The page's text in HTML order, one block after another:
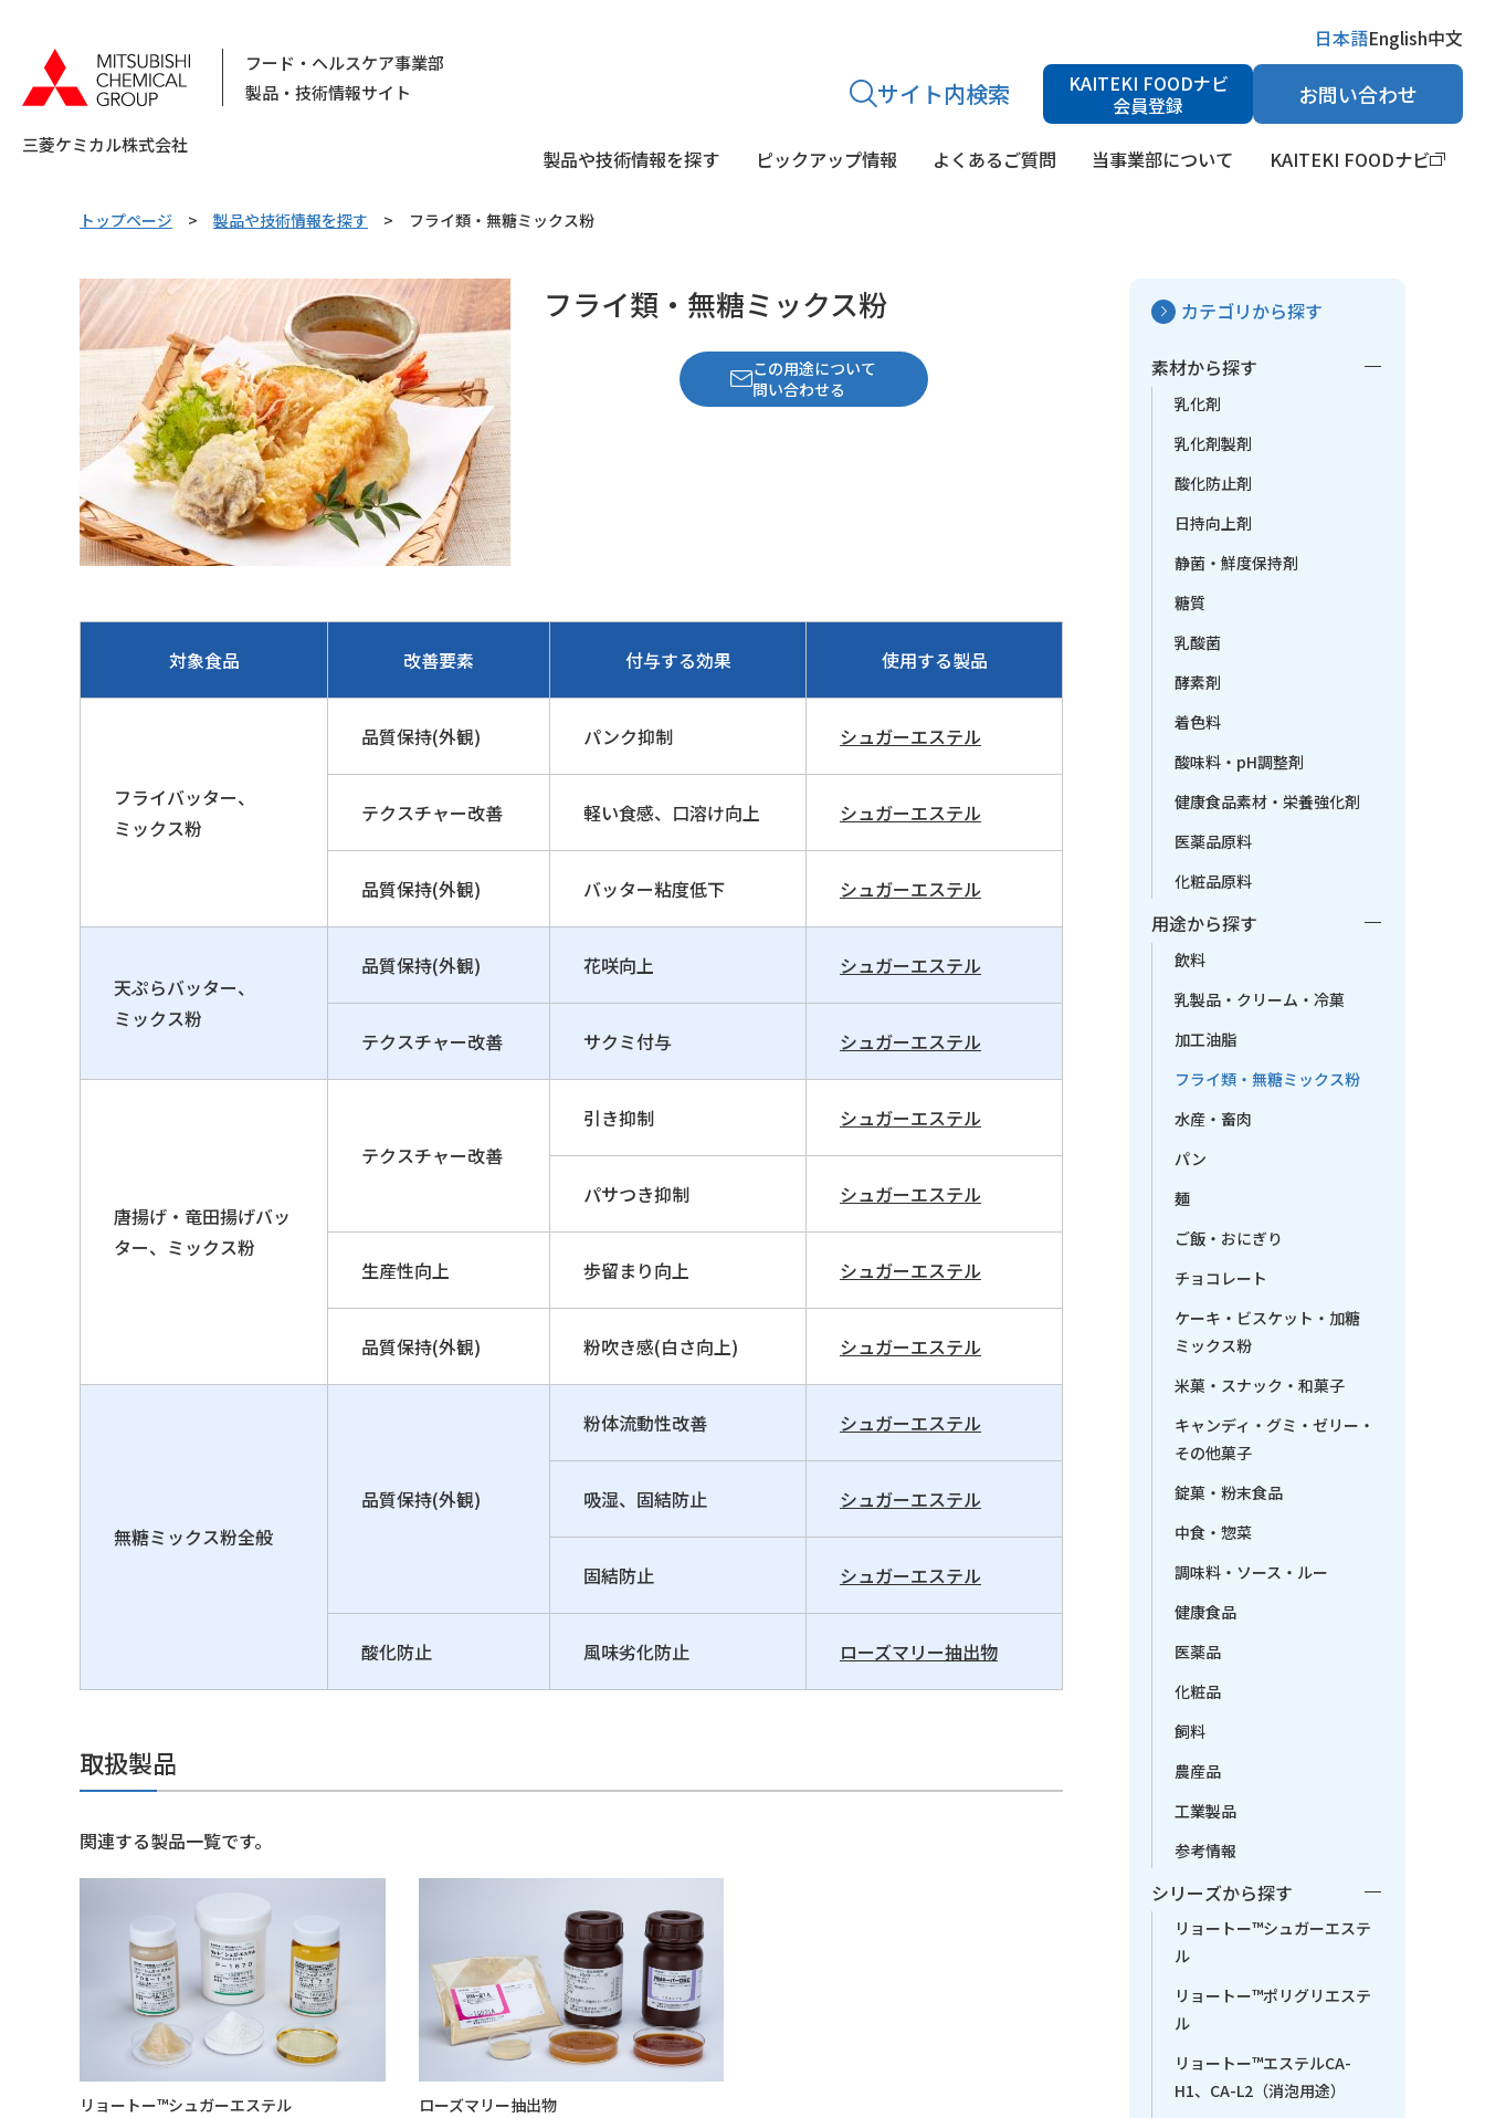
フード・ヘルスケア事業部
製品・技術情報サイト
三菱ケミカル株式会社
日本語English中文
サイト内検索
キーワードで検索する
KAITEKI FOODナビ
会員登録
お問い合わせ
製品や技術情報を探す
カテゴリから探す 素材から探す 用途から
乳化剤 乳化剤製剤 酸化防止剤 日持向上剤 乳酸菌 酵素剤 着色料 酸味料・pH調整剤
化粧品原料
ピックアップ情報
ピックアップ情報
コラム 文献紹介・学会発表
よくあるご質問 当事業部について KAITEKI FOODナビ
トップページ 製品や技術情報を探す フライ類・無糖ミックス粉
フライ類・無糖ミックス粉
この用途について
問い合わせる
対象食品 改善要素 付与する効果 使用する製品
フライバッター、
ミックス粉
品質保持(外観) パンク抑制 シュガーエステル
テクスチャー改善 軽い食感、口溶け向上 シュガーエステル
品質保持(外観) バッター粘度低下 シュガーエステル
天ぷらバッター、
ミックス粉
品質保持(外観) 花咲向上 シュガーエステル
テクスチャー改善 サクミ付与 シュガーエステル
唐揚げ・竜田揚げバッ
ター、ミックス粉
テクスチャー改善
引き抑制 シュガーエステル
パサつき抑制 シュガーエステル
生産性向上 歩留まり向上 シュガーエステル
品質保持(外観) 粉吹き感(白さ向上) シュガーエステル
無糖ミックス粉全般
品質保持(外観)
粉体流動性改善 シュガーエステル
吸湿、固結防止 シュガーエステル
固結防止 シュガーエステル
酸化防止 風味劣化防止 ローズマリー抽出物
取扱製品
関連する製品一覧です。
リョートー™シュガーエステル ローズマリー抽出物
カテゴリから探す
素材から探す
乳化剤
乳化剤製剤
酸化防止剤
日持向上剤
静菌・鮮度保持剤
糖質
乳酸菌
酵素剤
着色料
酸味料・pH調整剤
健康食品素材・栄養強化剤
医薬品原料
化粧品原料
用途から探す
飲料
乳製品・クリーム・冷菓
加工油脂
フライ類・無糖ミックス粉
水産・畜肉
パン
麺
ご飯・おにぎり
チョコレート
ケーキ・ビスケット・加糖
ミックス粉
米菓・スナック・和菓子
キャンディ・グミ・ゼリー・
その他菓子
錠菓・粉末食品
中食・惣菜
調味料・ソース・ルー
健康食品
医薬品
化粧品
飼料
農産品
工業製品
参考情報
シリーズから探す
リョートー™シュガーエステ
ル
リョートー™ポリグリエステ
ル
リョートー™エステルCA-
H1、CA-L2（消泡用途）